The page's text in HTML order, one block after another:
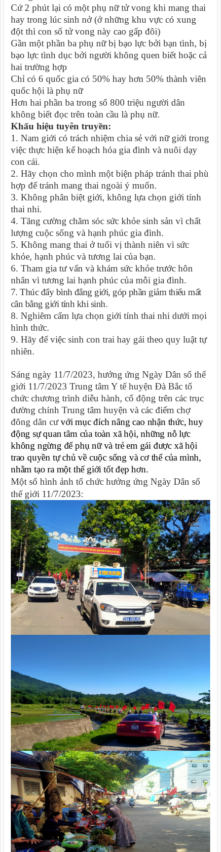
Cứ 2 phút lại có một phụ nữ tử vong khi mang thai
hay trong lúc sinh nở (ở những khu vực có xung
đột thì con số tử vong này cao gấp đôi)
Gần một phần ba phụ nữ bị bạo lực bởi bạn tình, bị
bạo lực tình dục bởi người không quen biết hoặc cả
hai trường hợp
Chỉ có 6 quốc gia có 50% hay hơn 50% thành viên
quốc hội là phụ nữ
Hơn hai phần ba trong số 800 triệu người dân
không biết đọc trên toàn cầu là phụ nữ.
Khẩu hiệu tuyên truyền:
1. Nam giới có trách nhiệm chia sẻ với nữ giới trong
việc thực hiện kế hoạch hóa gia đình và nuôi dạy
con cái.
2. Hãy chọn cho mình một biện pháp tránh thai phù
hợp để tránh mang thai ngoài ý muốn.
3. Không phân biệt giới, không lựa chọn giới tính
thai nhi.
4. Tăng cường chăm sóc sức khỏe sinh sản vì chất
lượng cuộc sống và hạnh phúc gia đình.
5. Không mang thai ở tuổi vị thành niên vì sức
khỏe, hạnh phúc và tương lai của bạn.
6. Tham gia tư vấn và khám sức khỏe trước hôn
nhân vì tương lai hạnh phúc của mỗi gia đình.
7. Thúc đẩy bình đẳng giới, góp phần giảm thiểu mất
cân bằng giới tính khi sinh.
8. Nghiêm cấm lựa chọn giới tính thai nhi dưới mọi
hình thức.
9. Hãy để việc sinh con trai hay gái theo quy luật tự
nhiên.
Sáng ngày 11/7/2023, hưởng ứng Ngày Dân số thế
giới 11/7/2023 Trung tâm Y tế huyện Đà Bắc tổ
chức chương trình diễu hành, cổ động trên các trục
đường chính Trung tâm huyện và các điểm chợ
đông dân cưvới mục đích nâng cao nhận thức, huy
động sự quan tâm của toàn xã hội, những nỗ lực
không ngừng để phụ nữ và trẻ em gái được xã hội
trao quyền tự chủ về cuộc sống và cơ thể của mình,
nhằm tạo ra một thế giới tốt đẹp hơn.
Một số hình ảnh tổ chức hưởng ứng Ngày Dân số
thế giới 11/7/2023: